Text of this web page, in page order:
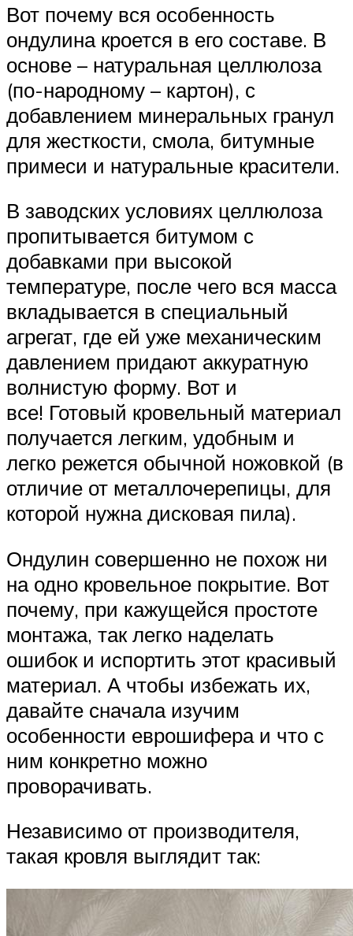
Вот почему вся особенность
ондулина кроется в его составе. В
основе – натуральная целлюлоза
(по-народному – картон), с
добавлением минеральных гранул
для жесткости, смола, битумные
примеси и натуральные красители.
В заводских условиях целлюлоза
пропитывается битумом с
добавками при высокой
температуре, после чего вся масса
вкладывается в специальный
агрегат, где ей уже механическим
давлением придают аккуратную
волнистую форму. Вот и
все! Готовый кровельный материал
получается легким, удобным и
легко режется обычной ножовкой (в
отличие от металлочерепицы, для
которой нужна дисковая пила).
Ондулин совершенно не похож ни
на одно кровельное покрытие. Вот
почему, при кажущейся простоте
монтажа, так легко наделать
ошибок и испортить этот красивый
материал. А чтобы избежать их,
давайте сначала изучим
особенности еврошифера и что с
ним конкретно можно
проворачивать.
Независимо от производителя,
такая кровля выглядит так: